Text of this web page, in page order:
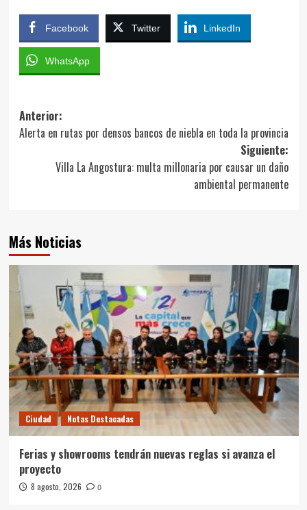
Facebook Twitter LinkedIn
WhatsApp
Navegación
de
entradas
Anterior:
Alerta en rutas por densos bancos de niebla en toda la provincia
Siguiente:
Villa La Angostura: multa millonaria por causar un daño
ambiental permanente
Más Noticias
Ciudad Notas Destacadas
Ferias y showrooms tendrán nuevas reglas si avanza el
proyecto
8 agosto, 2026 0